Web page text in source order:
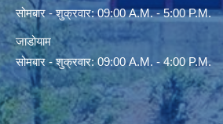
सोमबार - शुक्रवार: 09:00 A.M. - 5:00 P.M.
जाडोयाम
सोमबार - शुक्रवार: 09:00 A.M. - 4:00 P.M.